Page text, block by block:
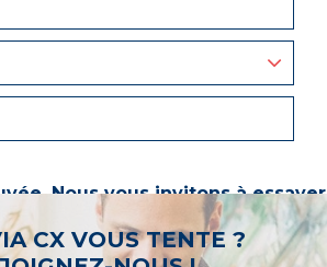
Nous vous invitons à essayer
ou à sélectionner un « métier ».
CX VOUS TENTE ?